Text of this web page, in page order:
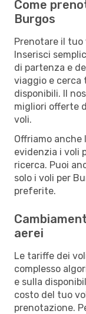
Come
Burgos
Prenotare il tuo
Inserisci
di partenza e
viaggio e cerca
disponibili. Il
migliori offerte
voli.
Offriamo
evidenzia i voli
ricerca. Puoi
solo i voli per
preferite.
aerei
Le tariffe dei
complesso
e sulla
costo del tuo
prenotazione.